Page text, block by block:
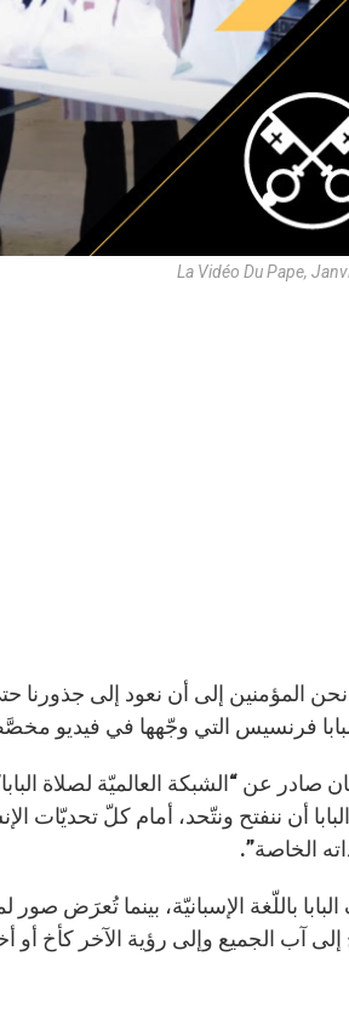
La Vidéo Du Pape,
نحن المؤمنين إلى أن نعود إلى جذورنا
فرنسيس التي وجّهها في فيديو مخصَّص
صادر عن “الشبكة العالميّة لصلاة
أن ننفتح ونتّحد، أمام كلّ
الخاصة”.
باللّغة الإسبانيّة، بينما تُعرَض
إلى آب الجميع وإلى رؤية الآخر كأخ